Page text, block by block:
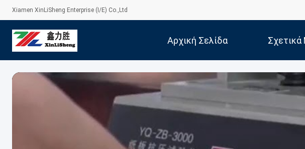
Xiamen XinLiSheng Enterprise (I/E) Co.,Ltd
Αρχική Σελίδα